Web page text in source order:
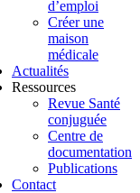
d’emploi
Créer une
maison
médicale
Actualités
Ressources
Revue Santé
conjuguée
Centre de
documentation
Publications
Contact